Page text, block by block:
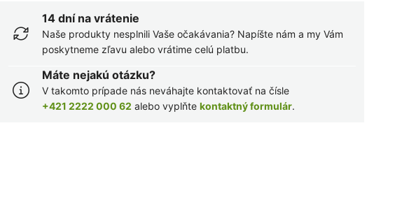
14 dní na vrátenie
Naše produkty nesplnili Vaše očakávania? Napíšte nám a my Vám
poskytneme zľavu alebo vrátime celú platbu.
Máte nejakú otázku?
V takomto prípade nás neváhajte kontaktovať na čísle
+421 2222 000 62 alebo vyplňte kontaktný formulár.